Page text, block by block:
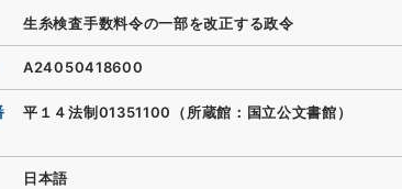
生糸検査手数料令の一部を改正する政令
A24050418600
平１４法制01351100（所蔵館：国立公文書館）
日本語